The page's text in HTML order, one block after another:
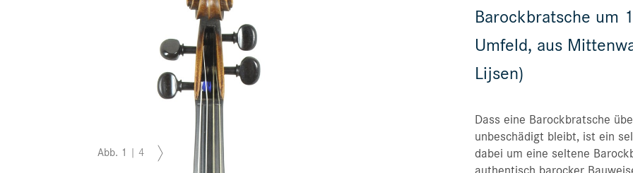
Barockbratsche um
Umfeld, aus
Lijsen)
Dass eine Barockbratsche
unbeschädigt bleibt, ist ein
dabei um eine seltene
Abb. 1 | 4